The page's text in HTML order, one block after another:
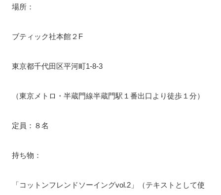
場所：
ブティック社本館２F
東京都千代田区平河町1-8-3
（東京メトロ・半蔵門線半蔵門駅１番出口より徒歩１分）
定員：８名
持ち物：
「コットンフレンドソーイングvol.2」（テキストとして使